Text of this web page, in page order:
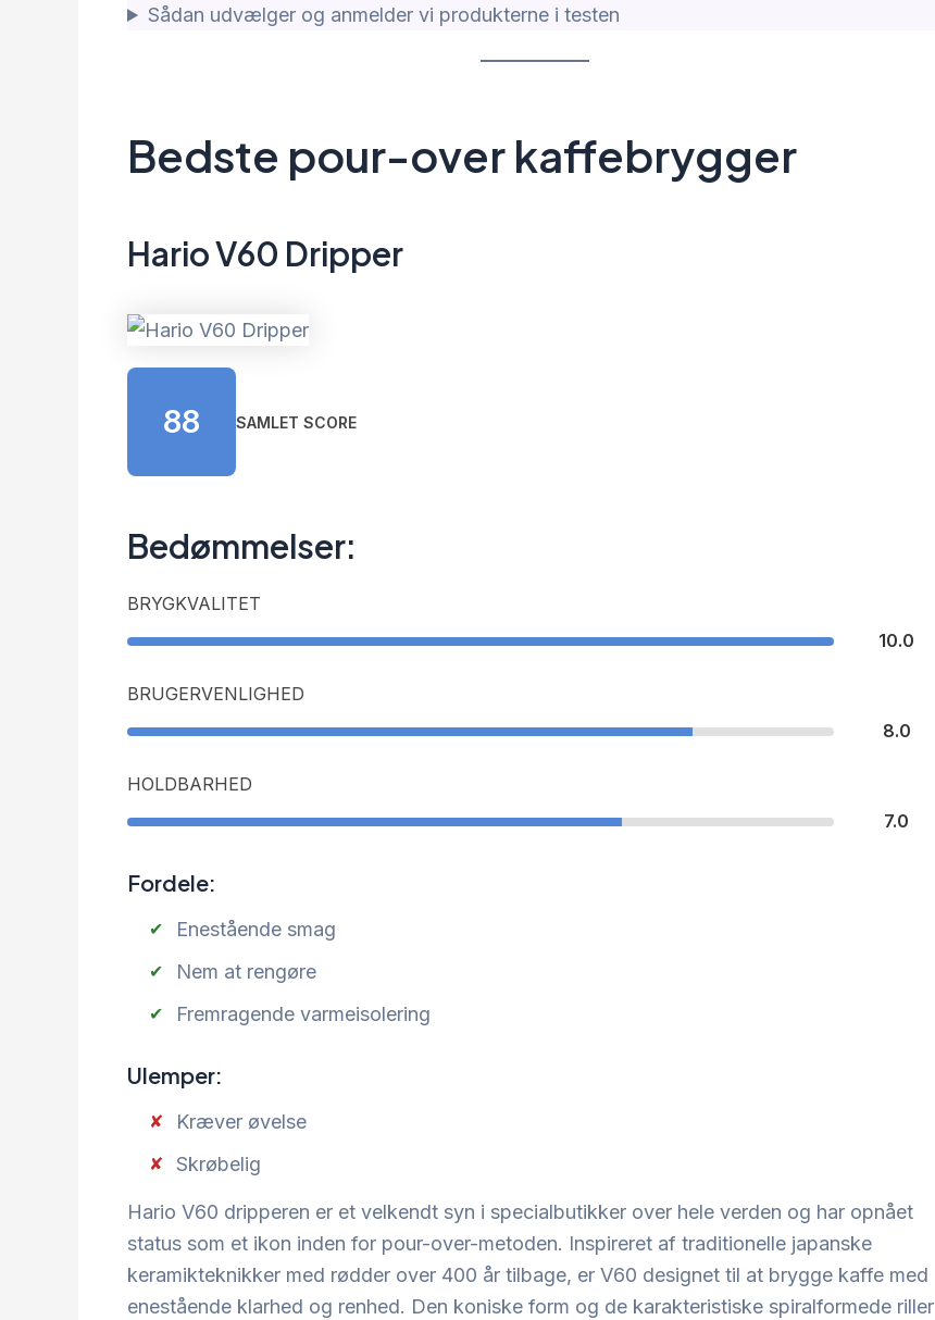
Sådan udvælger og anmelder vi produkterne i testen
Bedste pour-over kaffebrygger
Hario V60 Dripper
88 SAMLET SCORE
Bedømmelser:
BRYGKVALITET
10.0
BRUGERVENLIGHED
8.0
HOLDBARHED
7.0
Fordele:
Enestående smag
Nem at rengøre
Fremragende varmeisolering
Ulemper:
Kræver øvelse
Skrøbelig
Hario V60 dripperen er et velkendt syn i specialbutikker over hele verden og har opnået
status som et ikon inden for pour-over-metoden. Inspireret af traditionelle japanske
keramikteknikker med rødder over 400 år tilbage, er V60 designet til at brygge kaffe med
enestående klarhed og renhed. Den koniske form og de karakteristiske spiralformede riller